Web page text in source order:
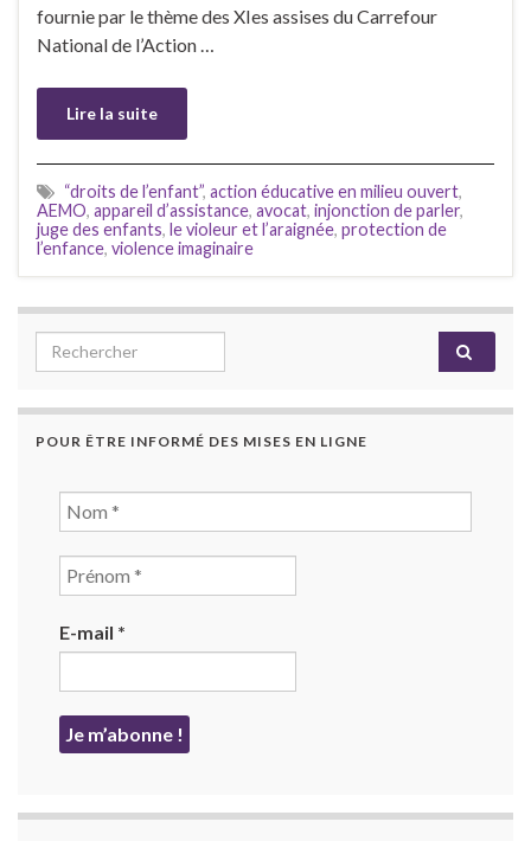
fournie par le thème des XIes assises du Carrefour
National de l’Action …
Lire la suite
“droits de l’enfant”, action éducative en milieu ouvert,
AEMO, appareil d’assistance, avocat, injonction de parler,
juge des enfants, le violeur et l’araignée, protection de
l’enfance, violence imaginaire
Search for:
POUR ÊTRE INFORMÉ DES MISES EN LIGNE
E-mail *